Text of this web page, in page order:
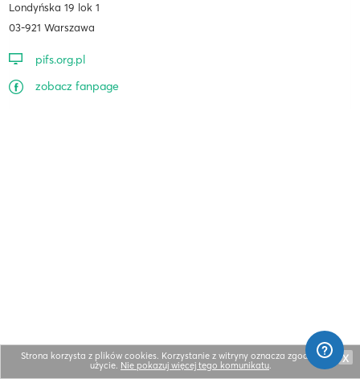
Londyńska 19 lok 1
03-921 Warszawa
pifs.org.pl
zobacz fanpage
Strona korzysta z plików cookies. Korzystanie z witryny oznacza zgodę na ich
użycie. Nie pokazuj więcej tego komunikatu.
X